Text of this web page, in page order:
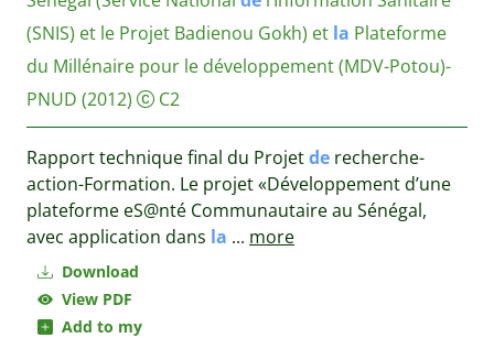
Download
View PDF
Add to my
(SNIS) et le Projet Badienou Gokh) et la Plateforme
du Millénaire pour le développement (MDV-Potou)-
PNUD (2012) C2
Rapport technique final du Projetde recherche-
action-Formation. Le projet «Développement d’une
plateforme eS@nté Communautaire au Sénégal,
avec application dans la ... more